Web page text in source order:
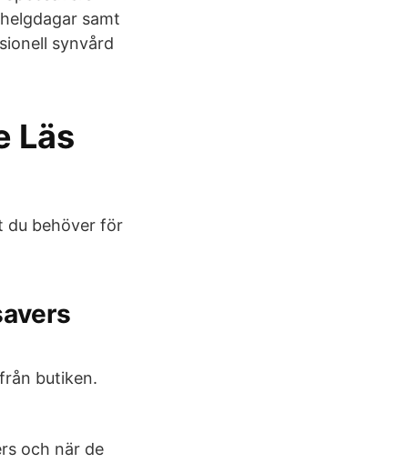
samt
synvård
Läs
du behöver för
butiken.
och när de